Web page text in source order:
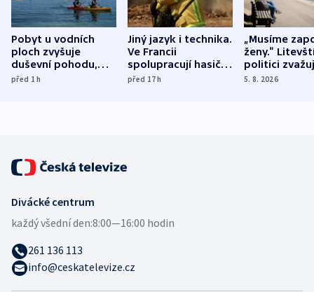
Pobyt u vodních
ploch zvyšuje
duševní pohodu,
ukázala
před 1h
Jiný jazyk i technika.
Ve Francii
spolupracují hasiči z
různých zemí
před 17h
„Musíme
ženy.“
politici
dohodu o
5. 8. 2026
Divácké centrum
každý všední den:8:00—16:00 hodin
261 136 113
info@ceskatelevize.cz